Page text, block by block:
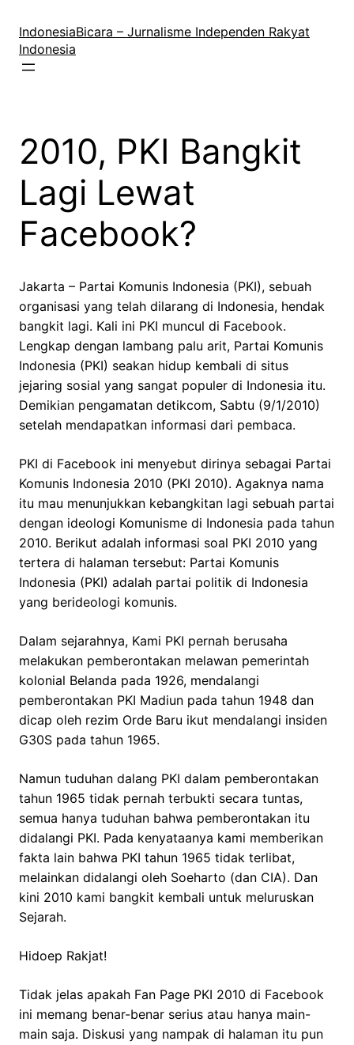
konten
IndonesiaBicara – Jurnalisme Independen Rakyat
Indonesia
2010, PKI Bangkit
Lagi Lewat
Facebook?
Jakarta – Partai Komunis Indonesia (PKI), sebuah
organisasi yang telah dilarang di Indonesia, hendak
bangkit lagi. Kali ini PKI muncul di Facebook.
Lengkap dengan lambang palu arit, Partai Komunis
Indonesia (PKI) seakan hidup kembali di situs
jejaring sosial yang sangat populer di Indonesia itu.
Demikian pengamatan detikcom, Sabtu (9/1/2010)
setelah mendapatkan informasi dari pembaca.
PKI di Facebook ini menyebut dirinya sebagai Partai
Komunis Indonesia 2010 (PKI 2010). Agaknya nama
itu mau menunjukkan kebangkitan lagi sebuah partai
dengan ideologi Komunisme di Indonesia pada tahun
2010. Berikut adalah informasi soal PKI 2010 yang
tertera di halaman tersebut: Partai Komunis
Indonesia (PKI) adalah partai politik di Indonesia
yang berideologi komunis.
Dalam sejarahnya, Kami PKI pernah berusaha
melakukan pemberontakan melawan pemerintah
kolonial Belanda pada 1926, mendalangi
pemberontakan PKI Madiun pada tahun 1948 dan
dicap oleh rezim Orde Baru ikut mendalangi insiden
G30S pada tahun 1965.
Namun tuduhan dalang PKI dalam pemberontakan
tahun 1965 tidak pernah terbukti secara tuntas,
semua hanya tuduhan bahwa pemberontakan itu
didalangi PKI. Pada kenyataanya kami memberikan
fakta lain bahwa PKI tahun 1965 tidak terlibat,
melainkan didalangi oleh Soeharto (dan CIA). Dan
kini 2010 kami bangkit kembali untuk meluruskan
Sejarah.
Hidoep Rakjat!
Tidak jelas apakah Fan Page PKI 2010 di Facebook
ini memang benar-benar serius atau hanya main-
main saja. Diskusi yang nampak di halaman itu pun